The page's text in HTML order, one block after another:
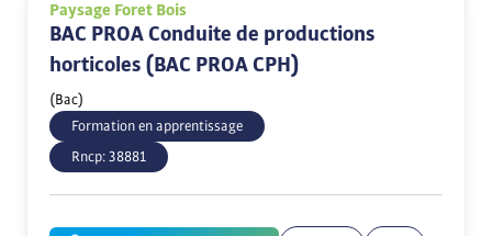
Paysage Foret Bois
BAC PROA Conduite de productions
horticoles (BAC PROA CPH)
(Bac)
Formation en apprentissage
Rncp: 38881